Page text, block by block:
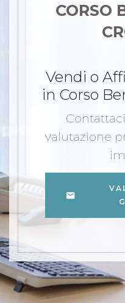
CORSO
Vendi o
in Corso
valutazione